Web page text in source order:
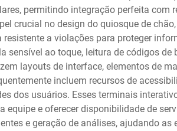
permitindo integração perfeita
crucial no design do quiosque de
a violações para proteger
ao toque, leitura de códigos
layouts de interface, elementos de
incluem recursos de
dos usuários. Esses terminais
e oferecer disponibilidade de
e geração de análises, ajudando